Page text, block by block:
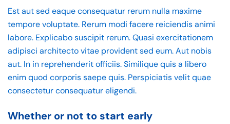
Est aut sed eaque consequatur rerum nulla maxime
tempore voluptate. Rerum modi facere reiciendis animi
labore. Explicabo suscipit rerum. Quasi exercitationem
adipisci architecto vitae provident sed eum. Aut nobis
aut. In in reprehenderit officiis. Similique quis a libero
enim quod corporis saepe quis. Perspiciatis velit quae
consectetur consequatur eligendi.
Whether or not to start early